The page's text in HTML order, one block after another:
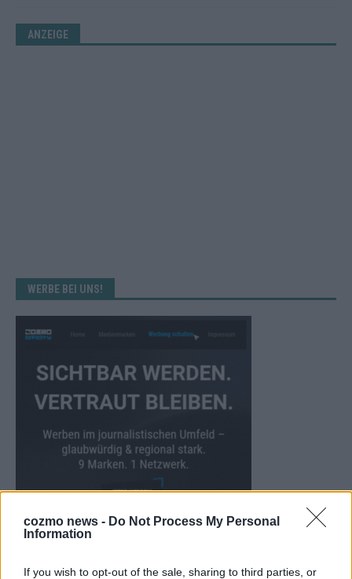
cozmo news - Do Not Process My Personal
Information
If you wish to opt-out of the sale, sharing to third parties, or
ANZEIGE
WERBE BEI UNS!
KEINE NEWS MEHR VERPASSEN